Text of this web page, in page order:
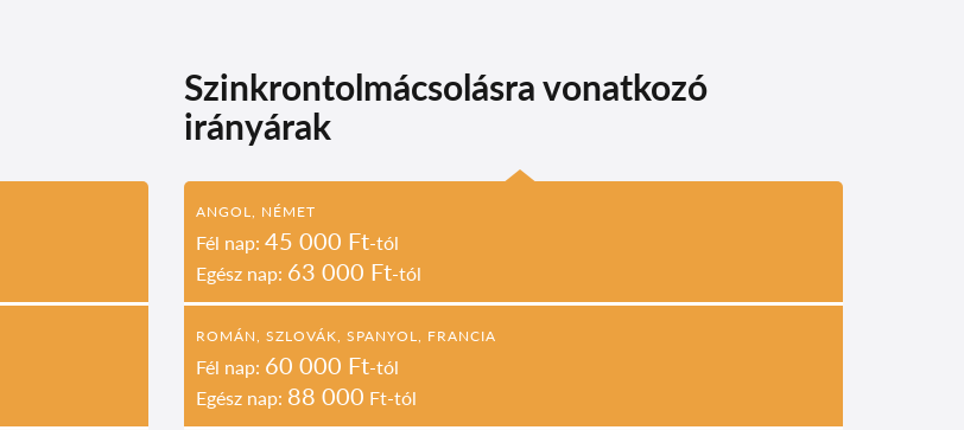
Szinkrontolmácsolásra vonatkozó
irányárak
ANGOL, NÉMET
Fél nap: 45 000 Ft-tól
Egész nap: 63 000 Ft-tól
ROMÁN, SZLOVÁK, SPANYOL, FRANCIA
Fél nap: 60 000 Ft-tól
Egész nap: 88 000 Ft-tól